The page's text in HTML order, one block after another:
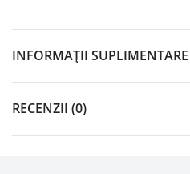
INFORMAȚII SUPLIMENTARE
RECENZII (0)